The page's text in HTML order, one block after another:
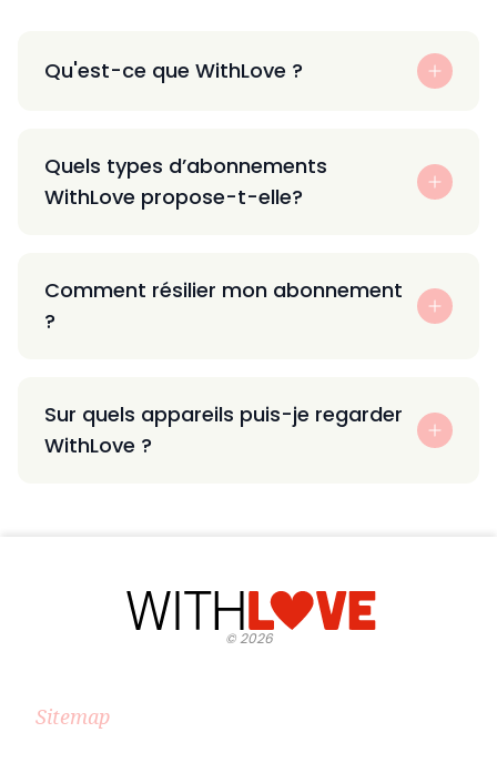
Qu'est-ce que WithLove ?
Quels types d’abonnements
WithLove propose-t-elle?
Comment résilier mon abonnement
?
Sur quels appareils puis-je regarder
WithLove ?
©2026
Sitemap